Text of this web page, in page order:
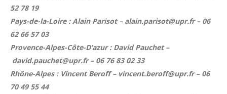
52 78 19
Pays-de-la-Loire : Alain Parisot – alain.parisot@upr.fr – 06
62 66 57 03
Provence-Alpes-Côte-D’azur : David Pauchet –
david.pauchet@upr.fr – 06 76 83 02 33
Rhône-Alpes : Vincent Beroff – vincent.beroff@upr.fr – 06
70 49 55 44